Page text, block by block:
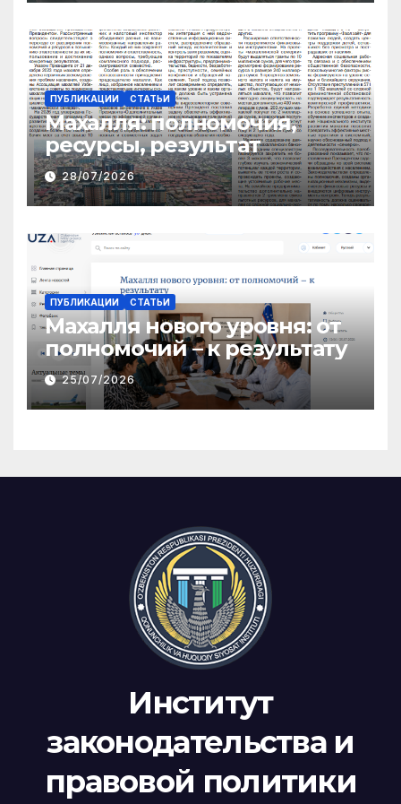
ПУБЛИКАЦИИ СТАТЬИ
Махалля:полномочия,
ресурсы, результат
28/07/2026
ПУБЛИКАЦИИ СТАТЬИ
Махалля нового уровня: от
полномочий – к результату
25/07/2026
Институт
законодательства и
правовой политики